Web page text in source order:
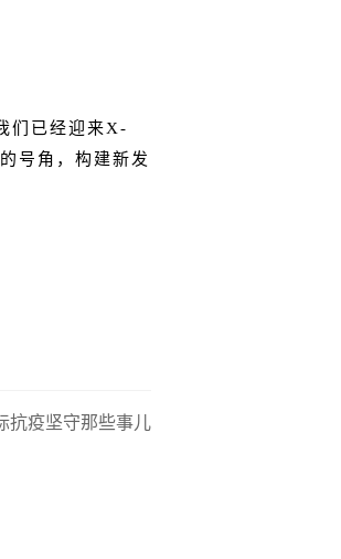
们已经迎来X-
号角，构建新发
抗疫坚守那些事儿